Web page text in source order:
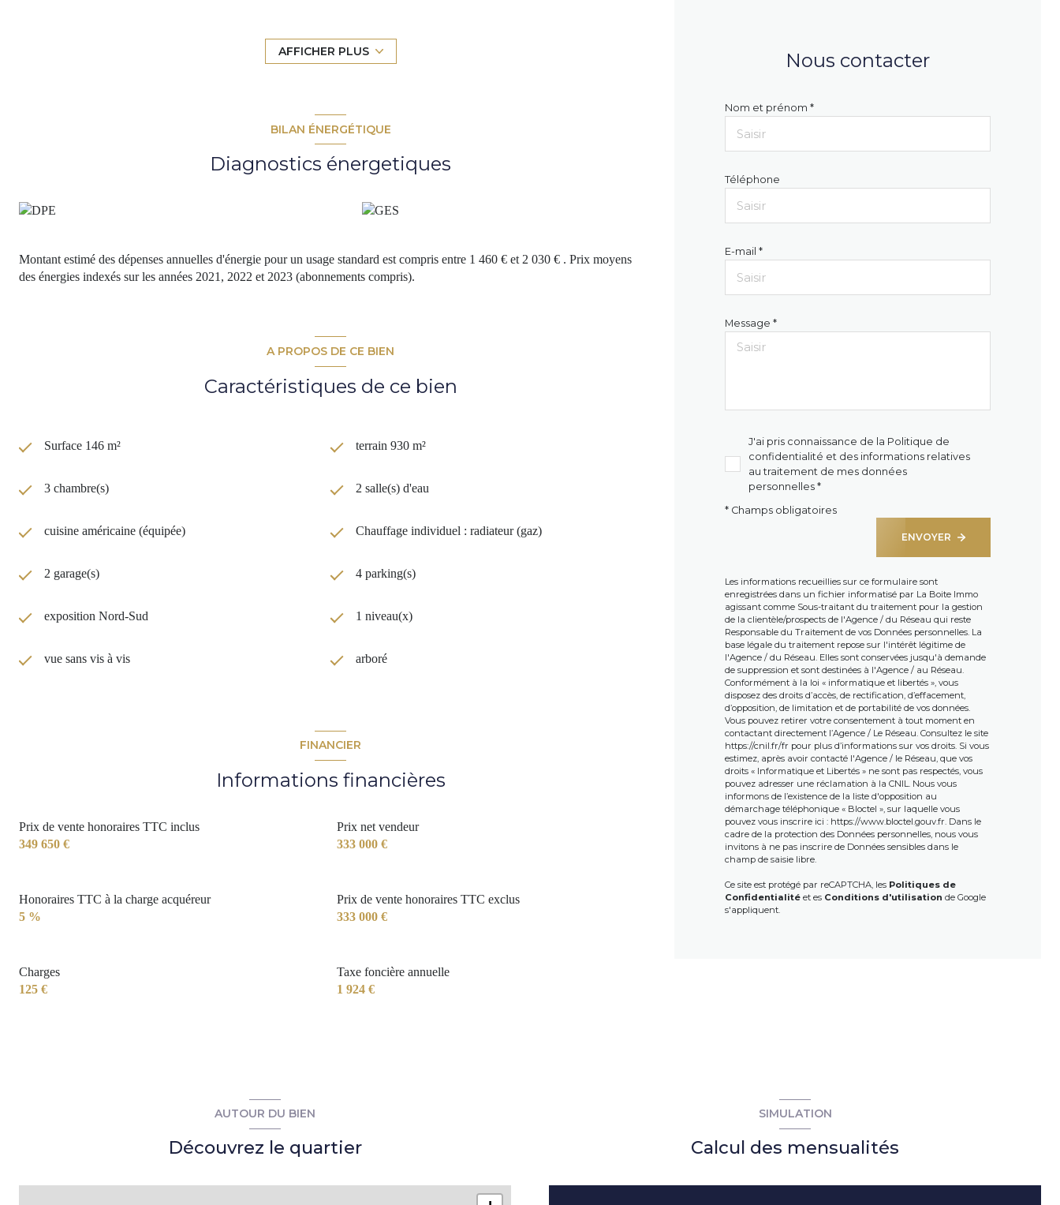
de bains, équipée d’une baignoire, d’une douche et d’un WC, complète cet espace. À l’extérieur, vous profiterez d’un jardin
clos et arboré, d’une terrasse et d’une piscine, offrant un cadre idéal pour se détendre. Un double carport avec son pool
Les informations sur les risques auxquels ce bien est exposé sont disponibles sur demande ou sur le site Géorisques :
www.georisques.gouv.fr Contactez Hugo BONHOMMET au 06 44 87 34 58. www.cadredenvies.fr
AFFICHER PLUS
BILAN ÉNERGÉTIQUE
Diagnostics énergetiques
Montant estimé des dépenses annuelles d'énergie pour un usage standard est compris entre 1 460 € et 2 030 € . Prix moyens
des énergies indexés sur les années 2021, 2022 et 2023 (abonnements compris).
A PROPOS DE CE BIEN
Caractéristiques de ce bien
Surface 146 m² terrain 930 m²
3 chambre(s) 2 salle(s) d'eau
cuisine américaine (équipée) Chauffage individuel : radiateur (gaz)
2 garage(s) 4 parking(s)
exposition Nord-Sud 1 niveau(x)
vue sans vis à vis arboré
FINANCIER
Informations financières
Prix de vente honoraires TTC inclus
349 650 €
Prix net vendeur
333 000 €
Prix de vente honoraires TTC exclus
333 000 €
Honoraires TTC à la charge acquéreur
5 %
Charges
125 €
Taxe foncière annuelle
1 924 €
Nous contacter
Nom et prénom *
Téléphone
E-mail *
Message *
J'ai pris connaissance de la Politique de
confidentialité et des informations relatives
au traitement de mes données
personnelles *
* Champs obligatoires
ENVOYER
Les informations recueillies sur ce formulaire sont
enregistrées dans un fichier informatisé par La Boite Immo
agissant comme Sous-traitant du traitement pour la gestion
de la clientèle/prospects de l'Agence / du Réseau qui reste
Responsable du Traitement de vos Données personnelles. La
base légale du traitement repose sur l'intérêt légitime de
l'Agence / du Réseau. Elles sont conservées jusqu'à demande
de suppression et sont destinées à l'Agence / au Réseau.
Conformément à la loi « informatique et libertés », vous
disposez des droits d’accès, de rectification, d’effacement,
d’opposition, de limitation et de portabilité de vos données.
Vous pouvez retirer votre consentement à tout moment en
contactant directement l’Agence / Le Réseau. Consultez le site
https://cnil.fr/fr pour plus d’informations sur vos droits. Si vous
estimez, après avoir contacté l'Agence / le Réseau, que vos
droits « Informatique et Libertés » ne sont pas respectés, vous
pouvez adresser une réclamation à la CNIL. Nous vous
informons de l’existence de la liste d'opposition au
démarchage téléphonique « Bloctel », sur laquelle vous
pouvez vous inscrire ici : https://www.bloctel.gouv.fr. Dans le
cadre de la protection des Données personnelles, nous vous
invitons à ne pas inscrire de Données sensibles dans le
champ de saisie libre.
Ce site est protégé par reCAPTCHA, les Politiques de
Confidentialitéet es Conditions d'utilisation de Google
s'appliquent.
AUTOUR DU BIEN
Découvrez le quartier
SIMULATION
Calcul des mensualités